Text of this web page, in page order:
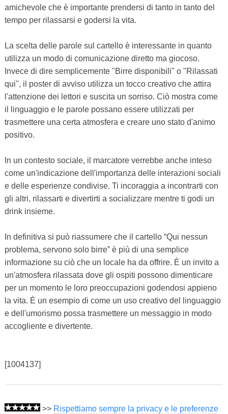
amichevole che è importante prendersi di tanto in tanto del
tempo per rilassarsi e godersi la vita.
La scelta delle parole sul cartello è interessante in quanto
utilizza un modo di comunicazione diretto ma giocoso.
Invece di dire semplicemente "Birre disponibili" o "Rilassati
qui", il poster di avviso utilizza un tocco creativo che attira
l'attenzione dei lettori e suscita un sorriso. Ciò mostra come
il linguaggio e le parole possano essere utilizzati per
trasmettere una certa atmosfera e creare uno stato d'animo
positivo.
In un contesto sociale, il marcatore verrebbe anche inteso
come un'indicazione dell'importanza delle interazioni sociali
e delle esperienze condivise. Ti incoraggia a incontrarti con
gli altri, rilassarti e divertirti a socializzare mentre ti godi un
drink insieme.
In definitiva si può riassumere che il cartello “Qui nessun
problema, servono solo birre” è più di una semplice
informazione su ciò che un locale ha da offrire. È un invito a
un'atmosfera rilassata dove gli ospiti possono dimenticare
per un momento le loro preoccupazioni godendosi appieno
la vita. È un esempio di come un uso creativo del linguaggio
e dell'umorismo possa trasmettere un messaggio in modo
accogliente e divertente.
[1004137]
>> Rispettiamo sempre la privacy e le preferenze